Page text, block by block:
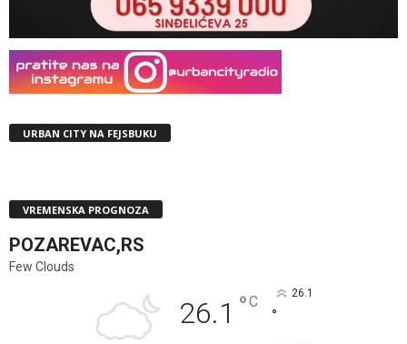
URBAN CITY NA FEJSBUKU
VREMENSKA PROGNOZA
POZAREVAC,RS
Few Clouds
26.1 °C 26.1
°